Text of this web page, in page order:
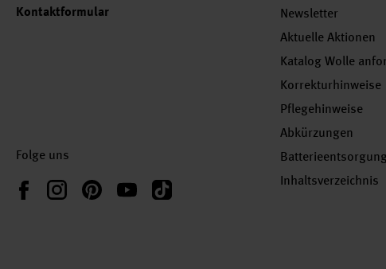
Kontaktformular
Folge uns
FacebookInstagramPinterestYouTubeTikTok
Newsletter
Aktuelle Aktionen
Katalog Wolle
Korrekturhinweise
Pflegehinweise
Abkürzungen
Batterieentsorgung
Inhaltsverzeichnis